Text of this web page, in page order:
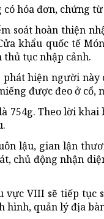
có hóa đơn, chứng
soát hoàn thiện
khẩu quốc tế
tục nhập cảnh.
hiện người
được đeo ở
754g. Theo lời
lậu, gian lận
chủ động nhận
vực VIII sẽ tiếp tục
hình, quản lý địa